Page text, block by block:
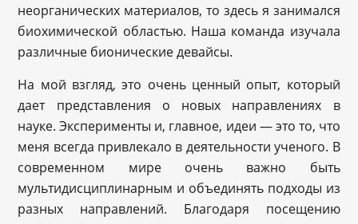
неорганических материалов, то здесь я занимался
биохимической областью. Наша команда изучала
различные бионические девайсы.
На мой взгляд, это очень ценный опыт, который
дает представления о новых направлениях в
науке. Эксперименты и, главное, идеи — это то, что
меня всегда привлекало в деятельности ученого. В
современном мире очень важно быть
мультидисциплинарным и объединять подходы из
разных направлений. Благодаря посещению